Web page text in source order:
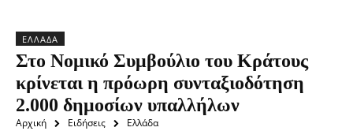
ΕΛΛΆΔΑ
Στο Νομικό Συμβούλιο του Κράτους
κρίνεται η πρόωρη συνταξιοδότηση
2.000 δημοσίων υπαλλήλων
Αρχική Ειδήσεις Ελλάδα